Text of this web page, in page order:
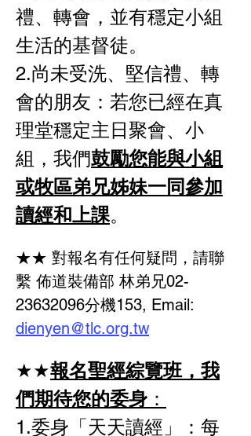
禮、轉會，並有穩定小組
生活的基督徒。
2.尚未受洗、堅信禮、轉
會的朋友：若您已經在真
理堂穩定主日聚會、小
組，我們鼓勵您能與小組
或牧區弟兄姊妹一同參加
讀經和上課。
★★ 對報名有任何疑問，請聯
繫 佈道裝備部 林弟兄02-
23632096分機153, Email:
dienyen@tlc.org.tw
★★報名聖經綜覽班，我
們期待您的委身 ：
1.委身「天天讀經」：每